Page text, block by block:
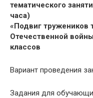
тематического
часа)
«Подвиг тружеников
Отечественной
классов
Вариант проведения
Задания для